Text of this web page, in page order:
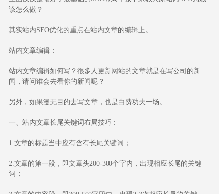
该怎么做？
其实站内SEO优化的重点在站内文章的编辑上。
站内文章编辑：
站内文章编辑如何写？很多人更新网站的文章就是在写公司的新
闻，请问谁会去看你的新闻呢？
另外，如果漫无目的去写文章，也是白费功夫一场。
一、站内文章长尾关键词布局技巧：
1.文章的标题当中应有含有长尾关键词；
2.文章的第一段，即文章头200-300个字内，出现相应长尾的关键
词；